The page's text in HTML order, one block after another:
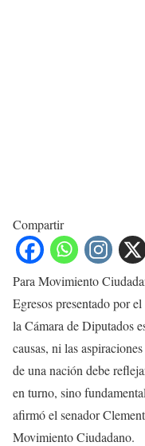
Compartir
Para Movimiento
Egresos presentado por
la Cámara de Diputados
causas, ni las
de una nación debe
en turno, sino
afirmó el senador
Movimiento Ciudadano.